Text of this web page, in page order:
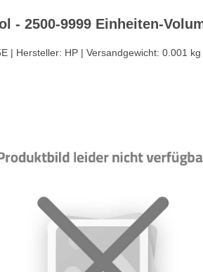
- 2500-9999 Einheiten-
| Hersteller: HP | Versandgewicht: 0.001 kg